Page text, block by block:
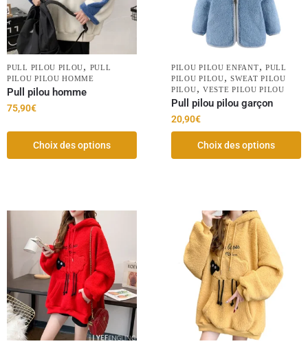
PULL PILOU PILOU, PULL
PILOU PILOU HOMME
Pull pilou homme
75,90€
Choix des options
PILOU PILOU ENFANT,PULL
PILOU PILOU,SWEAT PILOU
PILOU, VESTE PILOU PILOU
Pull pilou pilou garçon
20,90€
Choix des options